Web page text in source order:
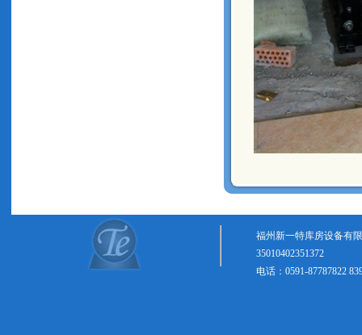
福州新一特库房设备有
35010402351372
电话：0591-87787822